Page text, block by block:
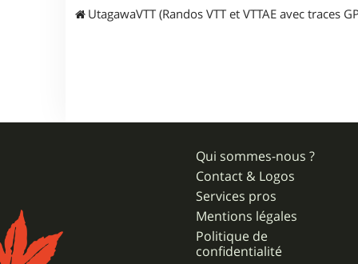
UtagawaVTT (Randos VTT et VTTAE avec traces
Qui sommes-nous ?
Contact & Logos
Services pros
Mentions légales
Politique de
confidentialité